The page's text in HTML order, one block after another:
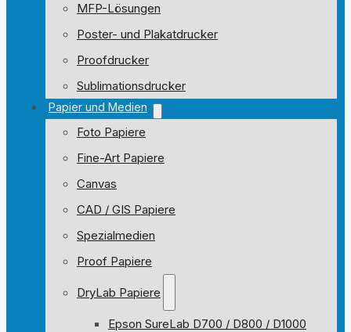
MFP-Lösungen
Poster- und Plakatdrucker
Proofdrucker
Sublimationsdrucker
Papier und Medien
Foto Papiere
Fine-Art Papiere
Canvas
CAD / GIS Papiere
Spezialmedien
Proof Papiere
DryLab Papiere
Epson SureLab D700 / D800 / D1000